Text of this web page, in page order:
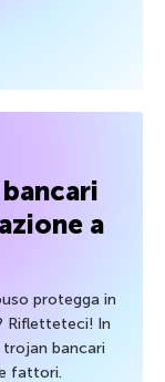
a
protegga in
Rifletteteci! In
bancari
fattori.